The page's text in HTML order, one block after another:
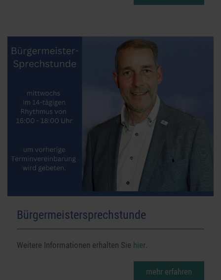
Bürgermeistersprechstunde
Weitere Informationen erhalten Sie hier.
mehr erfahren